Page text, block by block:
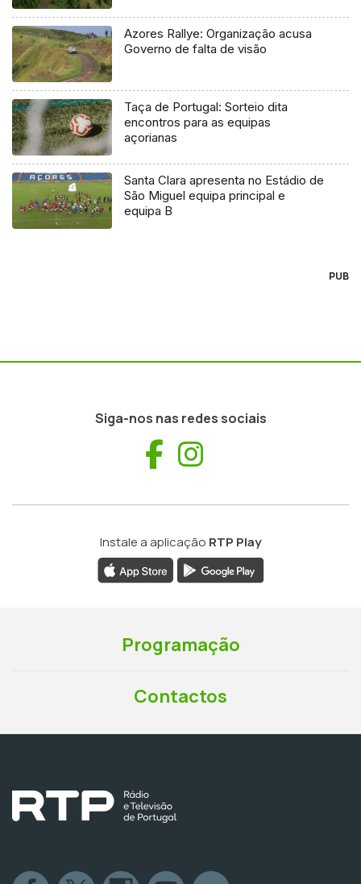
Azores Rallye: Organização acusa
Governo de falta de visão
Taça de Portugal: Sorteio dita
encontros para as equipas
açorianas
Santa Clara apresenta no Estádio de
São Miguel equipa principal e
equipa B
PUB
Siga-nos nas redes sociais
Facebook
Instale a aplicação RTP Play
Programação
Contactos